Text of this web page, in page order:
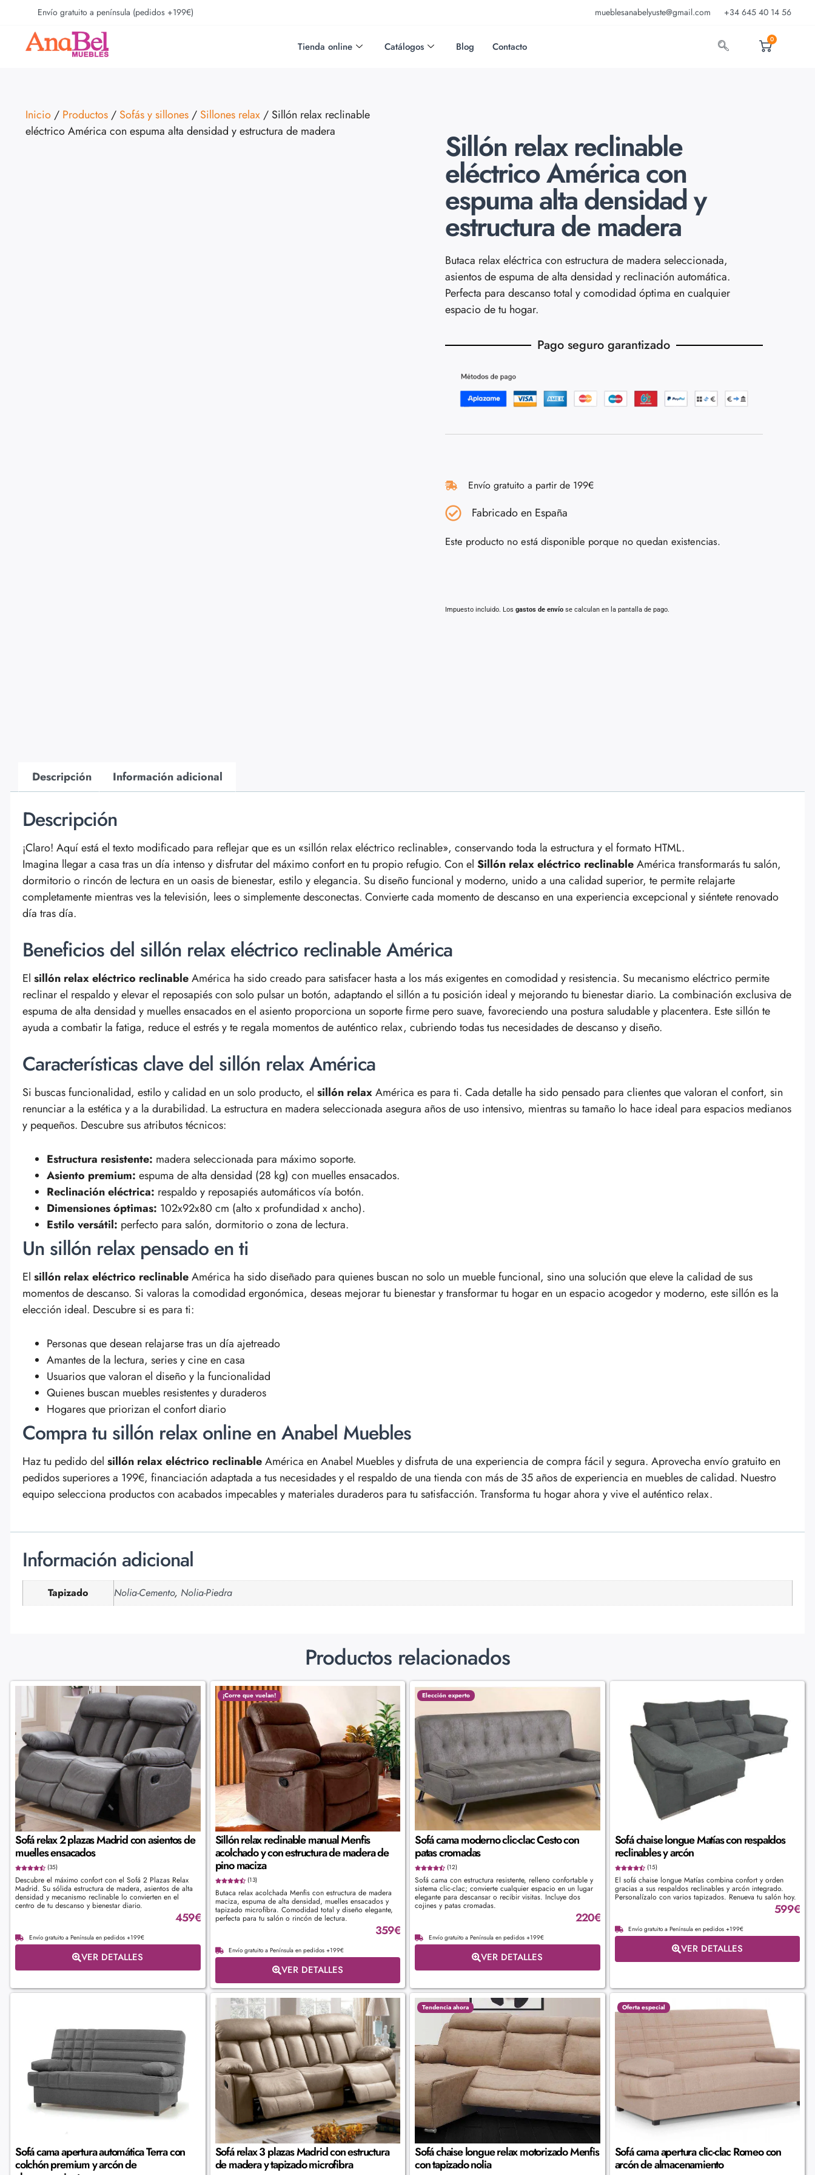
Envío gratuito a península (pedidos +199€) mueblesanabelyuste@gmail.com +34 645 40 14 56
Tienda online Catálogos Blog Contacto
0
Inicio / Productos / Sofás y sillones / Sillones relax / Sillón relax reclinable
eléctrico América con espuma alta densidad y estructura de madera
Sillón relax reclinable
eléctrico América con
espuma alta densidad y
estructura de madera
Butaca relax eléctrica con estructura de madera seleccionada,
asientos de espuma de alta densidad y reclinación automática.
Perfecta para descanso total y comodidad óptima en cualquier
espacio de tu hogar.
Pago seguro garantizado
Envío gratuito a partir de 199€
Fabricado en España
Este producto no está disponible porque no quedan existencias.
Impuesto incluido. Los gastos de envío se calculan en la pantalla de pago.
Descripción Información adicional
Descripción
¡Claro! Aquí está el texto modificado para reflejar que es un «sillón relax eléctrico reclinable», conservando toda la estructura y el formato HTML.
Imagina llegar a casa tras un día intenso y disfrutar del máximo confort en tu propio refugio. Con el Sillón relax eléctrico reclinableAmérica transformarás tu salón,
dormitorio o rincón de lectura en un oasis de bienestar, estilo y elegancia. Su diseño funcional y moderno, unido a una calidad superior, te permite relajarte
completamente mientras ves la televisión, lees o simplemente desconectas. Convierte cada momento de descanso en una experiencia excepcional y siéntete renovado
día tras día.
Beneficios del sillón relax eléctrico reclinable América
El sillón relax eléctrico reclinableAmérica ha sido creado para satisfacer hasta a los más exigentes en comodidad y resistencia. Su mecanismo eléctrico permite
reclinar el respaldo y elevar el reposapiés con solo pulsar un botón, adaptando el sillón a tu posición ideal y mejorando tu bienestar diario. La combinación exclusiva de
espuma de alta densidad y muelles ensacados en el asiento proporciona un soporte firme pero suave, favoreciendo una postura saludable y placentera. Este sillón te
ayuda a combatir la fatiga, reduce el estrés y te regala momentos de auténtico relax, cubriendo todas tus necesidades de descanso y diseño.
Características clave del sillón relax América
Si buscas funcionalidad, estilo y calidad en un solo producto, el sillón relaxAmérica es para ti. Cada detalle ha sido pensado para clientes que valoran el confort, sin
renunciar a la estética y a la durabilidad. La estructura en madera seleccionada asegura años de uso intensivo, mientras su tamaño lo hace ideal para espacios medianos
y pequeños. Descubre sus atributos técnicos:
Estructura resistente: madera seleccionada para máximo soporte.
Asiento premium: espuma de alta densidad (28 kg) con muelles ensacados.
Reclinación eléctrica: respaldo y reposapiés automáticos vía botón.
Dimensiones óptimas: 102x92x80 cm (alto x profundidad x ancho).
Estilo versátil: perfecto para salón, dormitorio o zona de lectura.
Un sillón relax pensado en ti
El sillón relax eléctrico reclinableAmérica ha sido diseñado para quienes buscan no solo un mueble funcional, sino una solución que eleve la calidad de sus
momentos de descanso. Si valoras la comodidad ergonómica, deseas mejorar tu bienestar y transformar tu hogar en un espacio acogedor y moderno, este sillón es la
elección ideal. Descubre si es para ti:
Personas que desean relajarse tras un día ajetreado
Amantes de la lectura, series y cine en casa
Usuarios que valoran el diseño y la funcionalidad
Quienes buscan muebles resistentes y duraderos
Hogares que priorizan el confort diario
Compra tu sillón relax online en Anabel Muebles
Haz tu pedido del sillón relax eléctrico reclinableAmérica en Anabel Muebles y disfruta de una experiencia de compra fácil y segura. Aprovecha envío gratuito en
pedidos superiores a 199€, financiación adaptada a tus necesidades y el respaldo de una tienda con más de 35 años de experiencia en muebles de calidad. Nuestro
equipo selecciona productos con acabados impecables y materiales duraderos para tu satisfacción. Transforma tu hogar ahora y vive el auténtico relax.
Información adicional
Tapizado Nolia-Cemento, Nolia-Piedra
Productos relacionados
Sofá relax 2 plazas Madrid con asientos de
muelles ensacados
(35)
Descubre el máximo confort con el Sofá 2 Plazas Relax
Madrid. Su sólida estructura de madera, asientos de alta
densidad y mecanismo reclinable lo convierten en el
centro de tu descanso y bienestar diario.
459€
Envío gratuito a Península en pedidos +199€
VER DETALLES
¡Corre que vuelan!
Sillón relax reclinable manual Menfis
acolchado y con estructura de madera de
pino maciza
(13)
Butaca relax acolchada Menfis con estructura de madera
maciza, espuma de alta densidad, muelles ensacados y
tapizado microfibra. Comodidad total y diseño elegante,
perfecta para tu salón o rincón de lectura.
359€
Envío gratuito a Península en pedidos +199€
VER DETALLES
Elección experto
Sofá cama moderno clic-clac Cesto con
patas cromadas
(12)
Sofá cama con estructura resistente, relleno confortable y
sistema clic-clac; convierte cualquier espacio en un lugar
elegante para descansar o recibir visitas. Incluye dos
cojines y patas cromadas.
220€
Envío gratuito a Península en pedidos +199€
VER DETALLES
Sofá chaise longue Matías con respaldos
reclinables y arcón
(15)
El sofá chaise longue Matías combina confort y orden
gracias a sus respaldos reclinables y arcón integrado.
Personalízalo con varios tapizados. Renueva tu salón hoy.
599€
Envío gratuito a Península en pedidos +199€
VER DETALLES
Sofá cama apertura automática Terra con
colchón premium y arcón de
Sofá relax 3 plazas Madrid con estructura
de madera y tapizado microfibra
Tendencia ahora
Sofá chaise longue relax motorizado Menfis
con tapizado nolia
Oferta especial
Sofá cama apertura clic-clac Romeo con
arcón de almacenamiento